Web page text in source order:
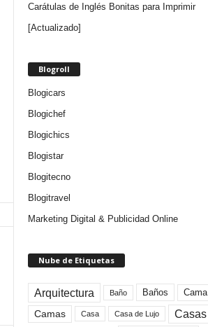
Carátulas de Inglés Bonitas para Imprimir
[Actualizado]
Blogroll
Blogicars
Blogichef
Blogichics
Blogistar
Blogitecno
Blogitravel
Marketing Digital & Publicidad Online
Nube de Etiquetas
Arquitectura Baño Baños Cama
Camas Casa Casa de Lujo Casas